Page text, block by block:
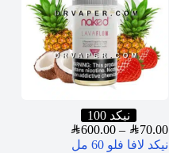
نيكد 100
SAR70.00
–
SAR600.00
نيكد لافا فلو 60 مل